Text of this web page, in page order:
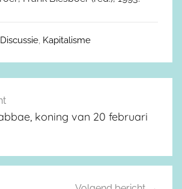
Discussie, Kapitalisme
koning van 20 februari